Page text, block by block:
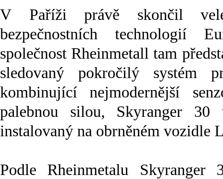
V Paříži právě skončil
bezpečnostních technologií
společnost Rheinmetall tam
sledovaný pokročilý systém
kombinující nejmodernější
palebnou silou, Skyranger
instalovaný na obrněném vozidle
Podle Rheinmetalu Skyranger